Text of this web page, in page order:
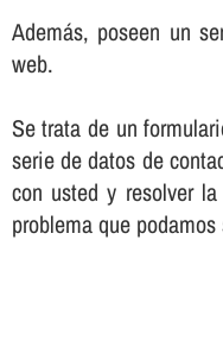
Además, poseen un
web.
Se trata de un
serie de datos de
con usted y resolver
problema que